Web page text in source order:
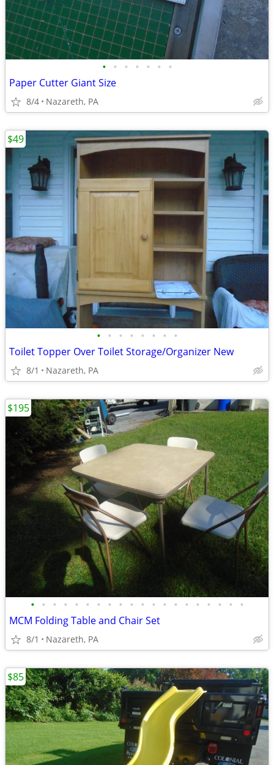
• • • • • • •
Paper Cutter Giant Size
8/4 Nazareth, PA
• • • • • • • •
Toilet Topper Over Toilet Storage/Organizer New
8/1 Nazareth, PA
$49
• • • • • • • • • • • • • • • • • • • •
MCM Folding Table and Chair Set
8/1 Nazareth, PA
$195
$85